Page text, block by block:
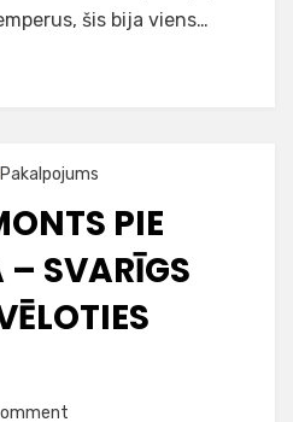
dalder.lv
šis bija viens…
Pakalpojums
PIE
– SVARĪGS